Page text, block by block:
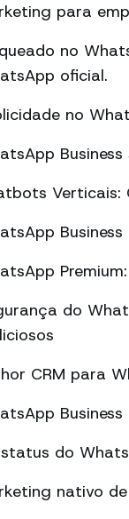
para
no
oficial.
no
Verticais:
do
CRM para
do
nativo